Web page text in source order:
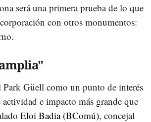
será una primera prueba de lo que
con otros monumentos:
Park Güell como un punto de interés
e impacto más grande que
Eloi Badia (BComú), concejal